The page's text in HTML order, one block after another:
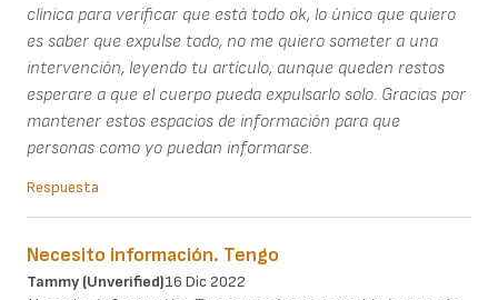
clínica para verificar que está todo ok, lo único que quiero
es saber que expulse todo, no me quiero someter a una
intervención, leyendo tu artículo, aunque queden restos
esperare a que el cuerpo pueda expulsarlo solo. Gracias por
mantener estos espacios de información para que
personas como yo puedan informarse.
Respuesta
Necesito información. Tengo
Tammy (unverified)16 Dic 2022